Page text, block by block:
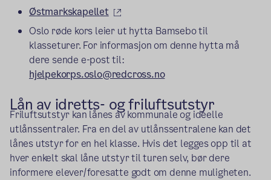
Østmarkskapellet
(ekstern lenke)
Oslo røde kors leier ut hytta Bamsebo til
klasseturer. For informasjon om denne hytta må
dere sende e-post til:
hjelpekorps.oslo@redcross.no
Lån av idretts- ogfriluftsutstyr
Friluftsutstyr kan lånes av kommunale og ideelle
utlånssentraler. Fra en del av utlånssentralene kan det
lånes utstyr for en hel klasse. Hvis det legges opp til at
hver enkelt skal låne utstyr til turen selv, bør dere
informere elever/foresatte godt om denne muligheten.